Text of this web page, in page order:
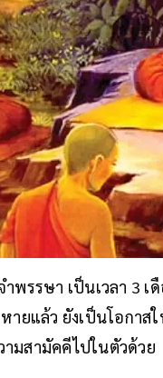
รรษา เป็นเวลา 3 เ
แล้ว ยังเป็นโอกาส
มสามัคคีไปในตัวด้วย